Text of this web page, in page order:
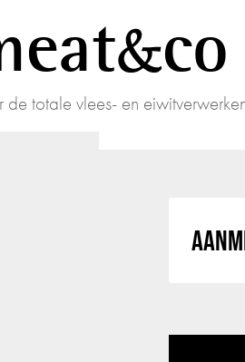
co
totale vlees- en